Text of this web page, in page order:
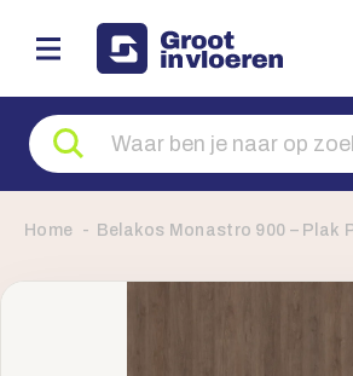
Zoeken
naar
producten
Home Belakos Monastro 900 – Plak